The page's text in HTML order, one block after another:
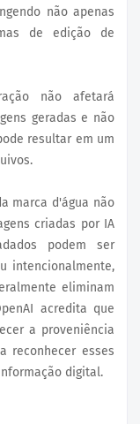
não apenas
de edição de
não afetará
geradas e não
resultar em um
marca d'água não
criadas por IA
podem ser
intencionalmente,
eliminam
acredita que
a proveniência
reconhecer esses
digital.